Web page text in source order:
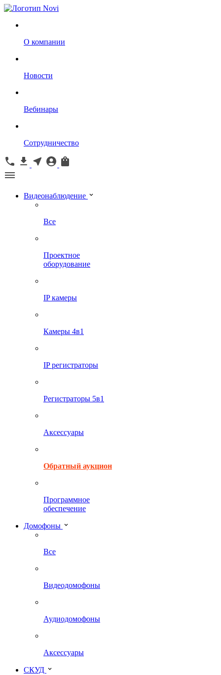
О компании
Новости
Вебинары
Сотрудничество
Видеонаблюдение
Все
Проектное
оборудование
IP камеры
Камеры 4в1
IP регистраторы
Регистраторы 5в1
Аксессуары
Обратный аукцион
Программное
обеспечение
Домофоны
Все
Видеодомофоны
Аудиодомофоны
Аксессуары
СКУД